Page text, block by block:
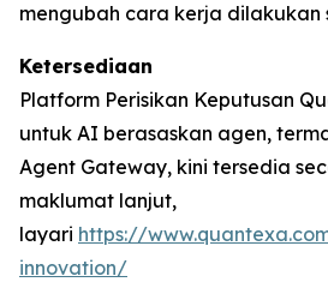
mengubah cara kerja dilakukan
Ketersediaan
Platform Perisikan Keputusan
untuk AI berasaskan agen,
Agent Gateway, kini tersedia
maklumat lanjut,
layari https://
innovation/